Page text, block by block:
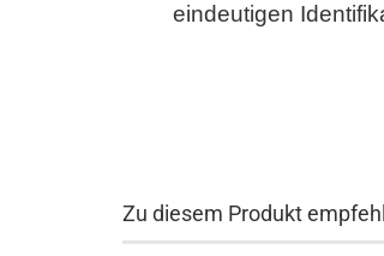
eindeutigen
Zu diesem Produkt